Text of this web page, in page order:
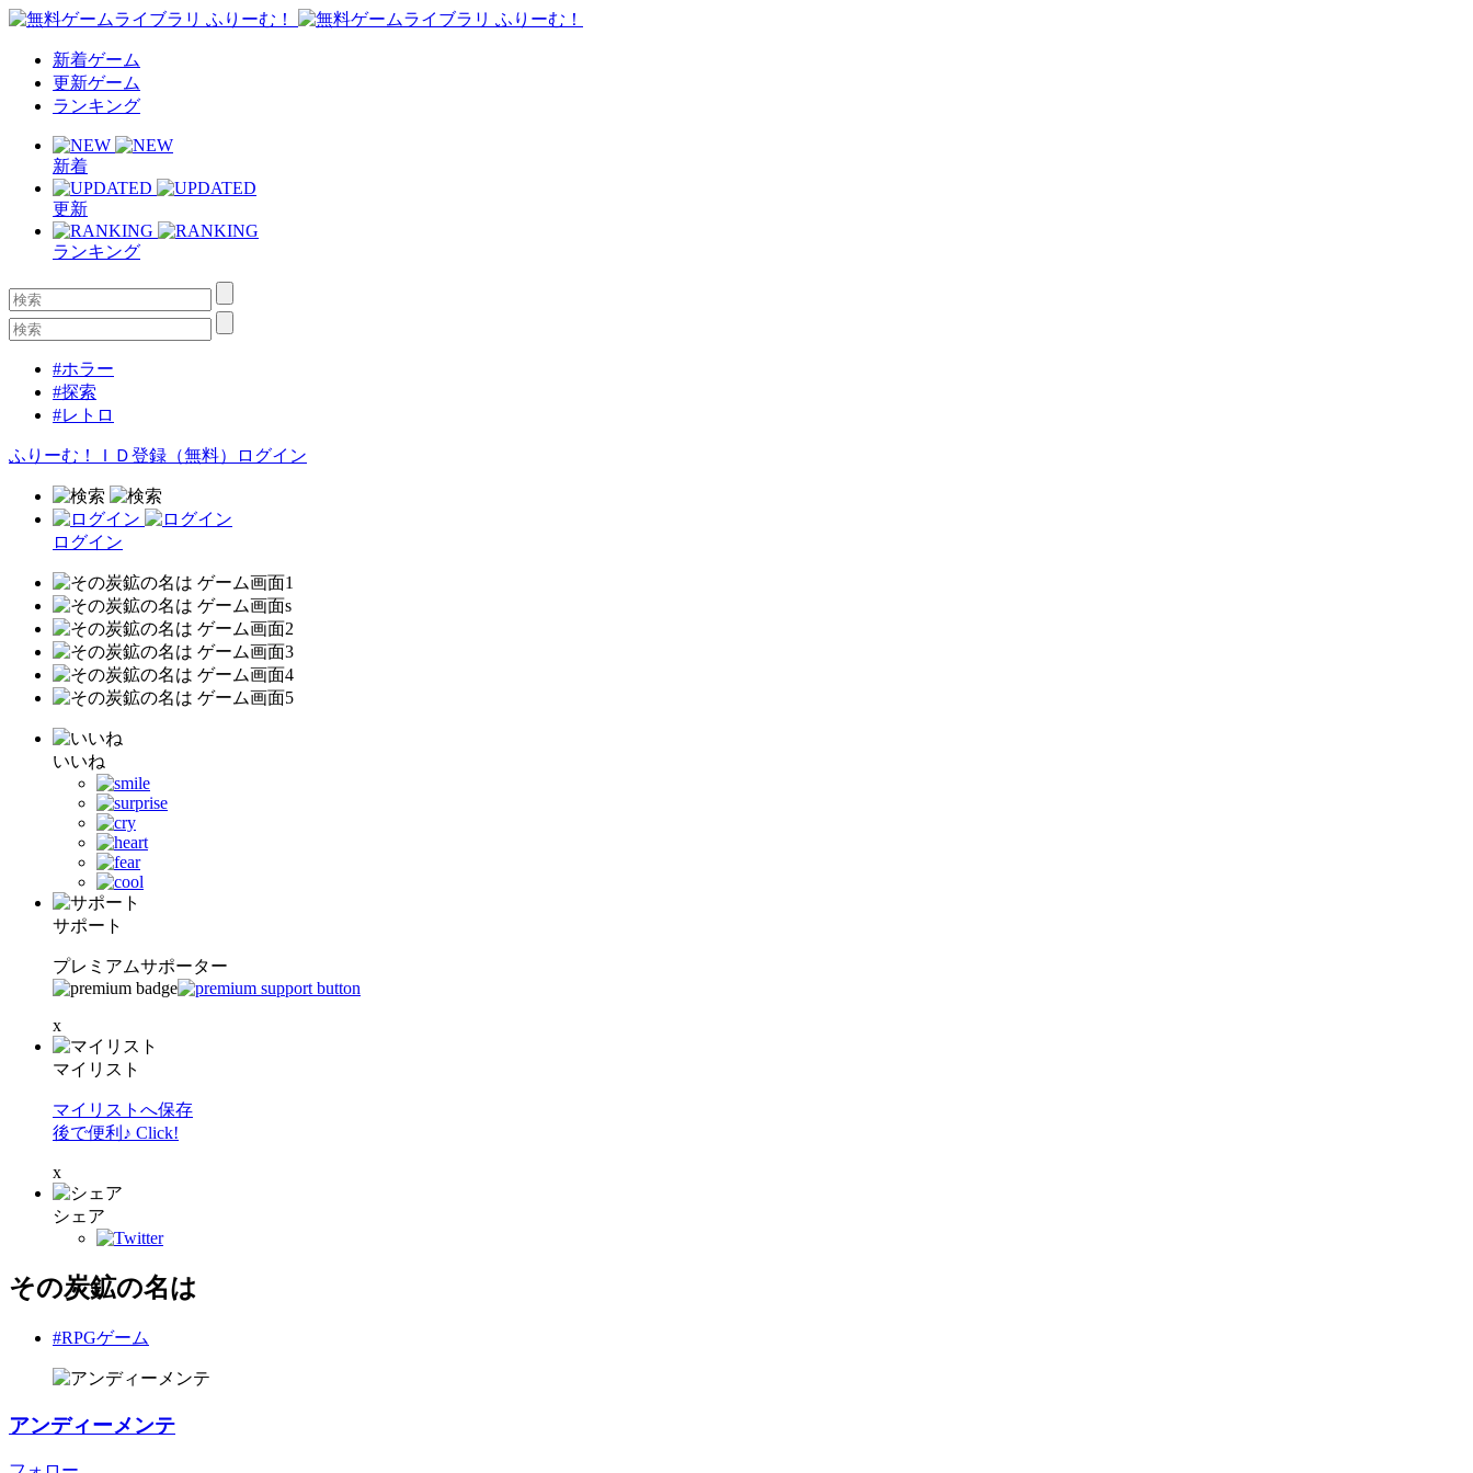
新着ゲーム
更新ゲーム
ランキング
新着
更新
ランキング
#ホラー
#探索
#レトロ
ふりーむ！ＩＤ登録（無料） ログイン
ログイン
いいね
サポート
プレミアムサポーター
x
マイリスト
マイリストへ保存
後で便利♪ Click!
x
シェア
その炭鉱の名は
#RPGゲーム
アンディーメンテ